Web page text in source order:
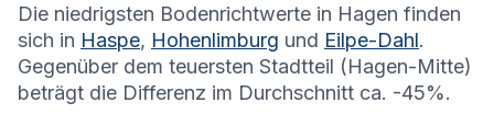
Die niedrigsten Bodenrichtwerte in Hagen finden
sich in Haspe, Hohenlimburg und Eilpe-Dahl.
Gegenüber dem teuersten Stadtteil (Hagen-Mitte)
beträgt die Differenz im Durchschnitt ca. -45%.